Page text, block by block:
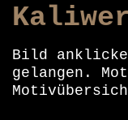
Bild
gelangen.